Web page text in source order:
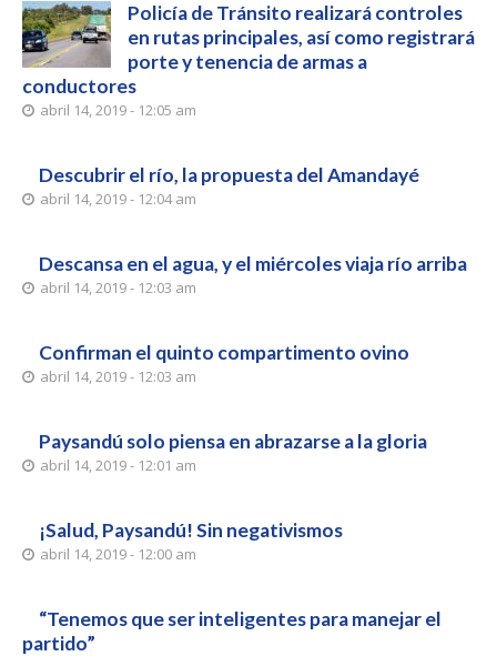
Policía de Tránsito realizará controles
en rutas principales, así como registrará
porte y tenencia de armas a
conductores
abril 14, 2019 - 12:05 am
Descubrir el río, la propuesta del Amandayé
abril 14, 2019 - 12:04 am
Descansa en el agua, y el miércoles viaja río arriba
abril 14, 2019 - 12:03 am
Confirman el quinto compartimento ovino
abril 14, 2019 - 12:03 am
Paysandú solo piensa en abrazarse a la gloria
abril 14, 2019 - 12:01 am
¡Salud, Paysandú! Sin negativismos
abril 14, 2019 - 12:00 am
“Tenemos que ser inteligentes para manejar el
partido”